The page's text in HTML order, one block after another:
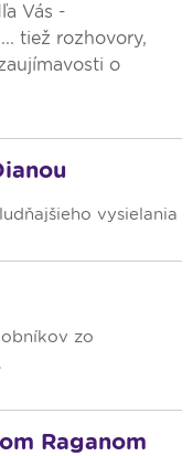
Vás -
tiež rozhovory,
o
vysielania
zo
Raganom